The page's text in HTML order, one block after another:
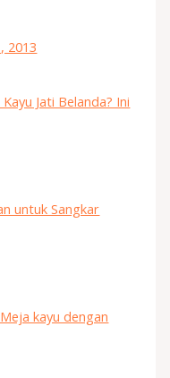
2013
Jati Belanda? Ini
untuk Sangkar
kayu dengan